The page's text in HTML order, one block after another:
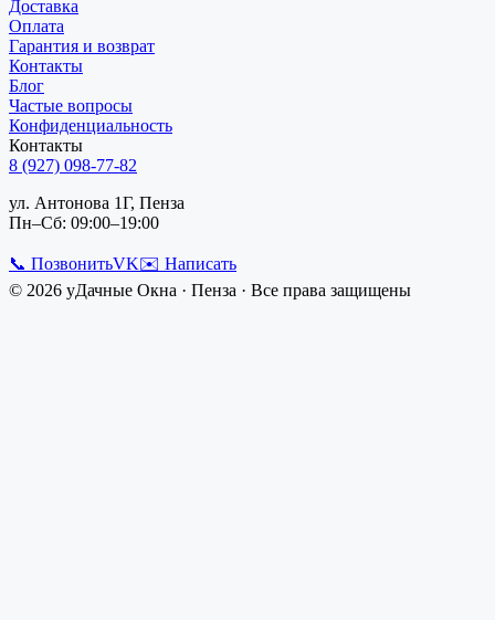
Доставка
Оплата
Гарантия и возврат
Контакты
Блог
Частые вопросы
Конфиденциальность
Контакты
8 (927) 098-77-82
ул. Антонова 1Г, Пенза
Пн–Сб: 09:00–19:00
📞 ПозвонитьVK✉️ Написать
© 2026 уДачные Окна · Пенза · Все права защищены